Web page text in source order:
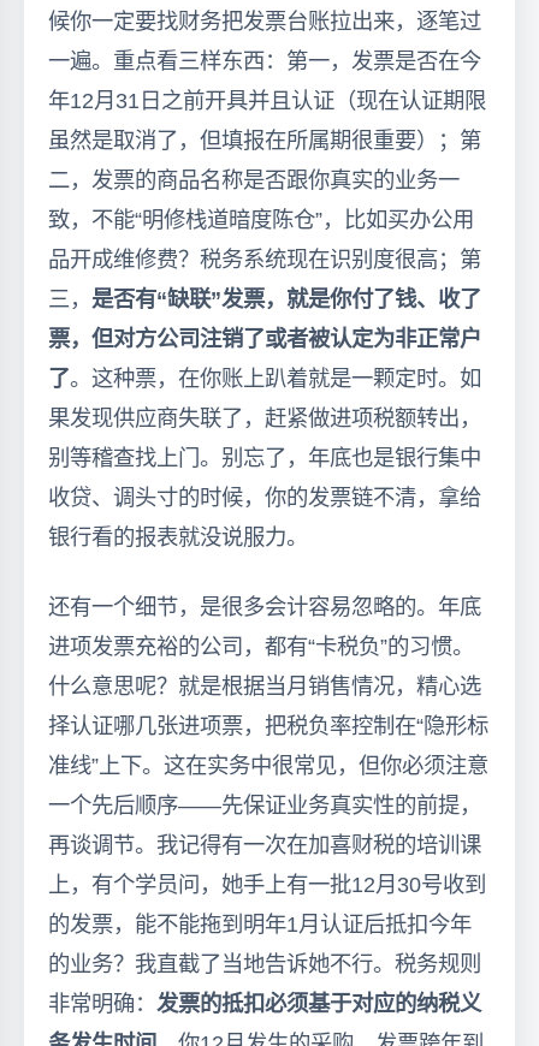
候你一定要找财务把发票台账拉出来，逐笔过
一遍。重点看三样东西：第一，发票是否在今
年12月31日之前开具并且认证（现在认证期限
虽然是取消了，但填报在所属期很重要）；第
二，发票的商品名称是否跟你真实的业务一
致，不能“明修栈道暗度陈仓”，比如买办公用
品开成维修费？税务系统现在识别度很高；第
三， 是否有“缺联”发票，就是你付了钱、收了
票，但对方公司注销了或者被认定为非正常户
了。这种票，在你账上趴着就是一颗定时。如
果发现供应商失联了，赶紧做进项税额转出，
别等稽查找上门。别忘了，年底也是银行集中
收贷、调头寸的时候，你的发票链不清，拿给
银行看的报表就没说服力。
还有一个细节，是很多会计容易忽略的。年底
进项发票充裕的公司，都有“卡税负”的习惯。
什么意思呢？就是根据当月销售情况，精心选
择认证哪几张进项票，把税负率控制在“隐形标
准线”上下。这在实务中很常见，但你必须注意
一个先后顺序——先保证业务真实性的前提，
再谈调节。我记得有一次在加喜财税的培训课
上，有个学员问，她手上有一批12月30号收到
的发票，能不能拖到明年1月认证后抵扣今年
的业务？我直截了当地告诉她不行。税务规则
非常明确： 发票的抵扣必须基于对应的纳税义